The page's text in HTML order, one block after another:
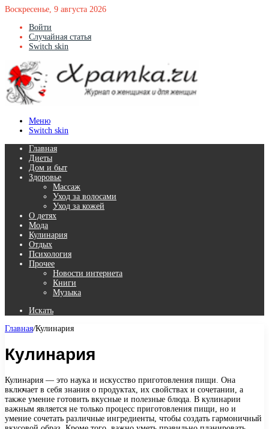
Воскресенье, 9 августа 2026
Войти
Случайная статья
Switch skin
Меню
Switch skin
Главная
Диеты
Дом и быт
Здоровье
Массаж
Уход за волосами
Уход за кожей
О детях
Мода
Кулинария
Отдых
Психология
Прочее
Новости интернета
Книги
Музыка
Искать
Главная/Кулинария
Кулинария
Кулинария — это наука и искусство приготовления пищи. Она
включает в себя знания о продуктах, их свойствах и сочетании, а
также умение готовить вкусные и полезные блюда. В кулинарии
важным является не только процесс приготовления пищи, но и
умение сочетать различные ингредиенты, чтобы создать гармоничный